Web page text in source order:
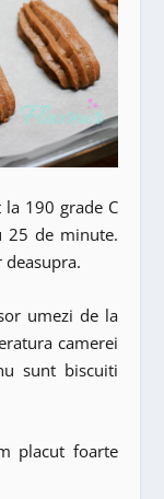
190 grade C
25 de minute.
deasupra.
umezi de la
camerei
sunt biscuiti
placut foarte